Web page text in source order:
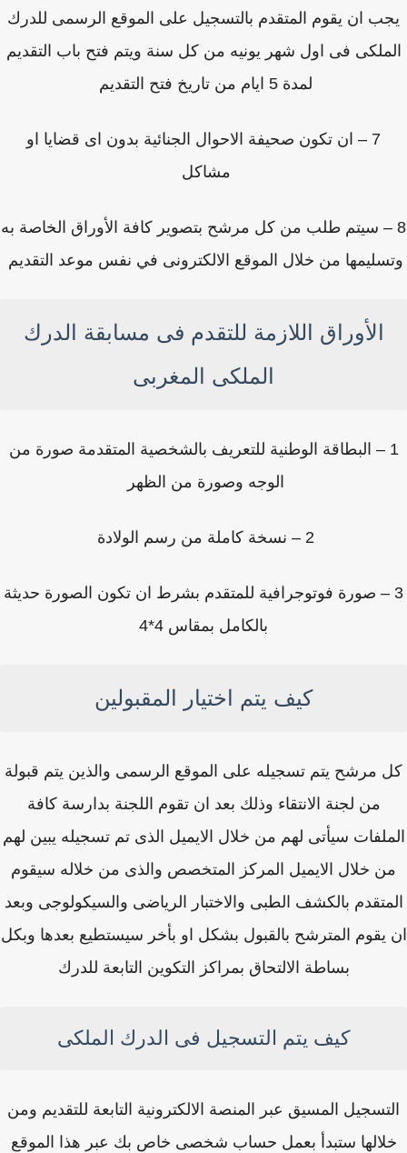
ان يقوم المتقدم بالتسجيل على الموقع الرسمى للدرك
فى اول شهر يونيه من كل سنة ويتم فتح باب التقديم
لمدة 5 ايام من تاريخ فتح التقديم
7 – ان تكون صحيفة الاحوال الجنائية بدون اى قضايا او
مشاكل
– سيتم طلب من كل مرشح بتصوير كافة الأوراق الخاصة به
من خلال الموقع الالكترونى في نفس موعد التقديم
الأوراق اللازمة للتقدم فى مسابقة الدرك
الملكى المغربى
1 – البطاقة الوطنية للتعريف بالشخصية المتقدمة صورة من
الوجه وصورة من الظهر
– صورة فوتوجرافية للمتقدم بشرط ان تكون الصورة حديثة
بالكامل بمقاس 4*4
كيف يتم اختيار المقبولين
مرشح يتم تسجيله على الموقع الرسمى والذين يتم قبولة
من لجنة الانتقاء وذلك بعد ان تقوم اللجنة بدارسة كافة
سيأتى لهم من خلال الايميل الذى تم تسجيله يبين لهم
خلال الايميل المركز المتخصص والذى من خلاله سيقوم
بالكشف الطبى والاختبار الرياضى والسيكولوجى وبعد
يقوم المترشح بالقبول بشكل او بأخر سيستطيع بعدها وبكل
بساطة الالتحاق بمراكز التكوين التابعة للدرك
كيف يتم التسجيل فى الدرك الملكى
المسيق عبر المنصة الالكترونية التابعة للتقديم ومن
ستبدأ بعمل حساب شخصى خاص بك عبر هذا الموقع